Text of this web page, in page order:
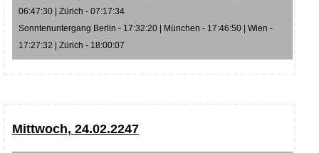
06:47:30 | Zürich - 07:17:34
Sonntenuntergang Berlin - 17:32:20 | München - 17:46:50 | Wien -
17:27:32 | Zürich - 18:00:07
Mittwoch, 24.02.2247